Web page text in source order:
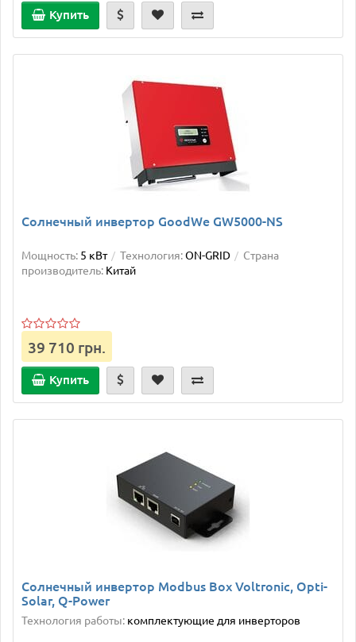
Купить
Солнечный инвертор GoodWe GW5000-NS
Мощность: 5 кВт Технология:ON-GRID
Страна
производитель: Китай
39 710 грн.
Купить
Солнечный инвертор Modbus Box Voltronic, Opti-
Solar, Q-Power
Технология работы: комплектующие для инверторов